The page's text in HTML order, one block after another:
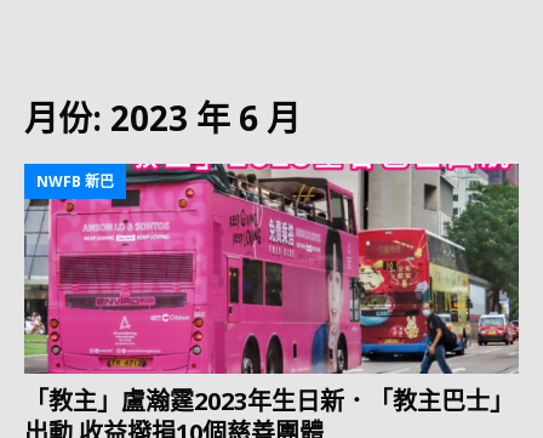
月份: 2023 年 6 月
NWFB 新巴
「教主」盧瀚霆2023年生日新．「教主巴士」